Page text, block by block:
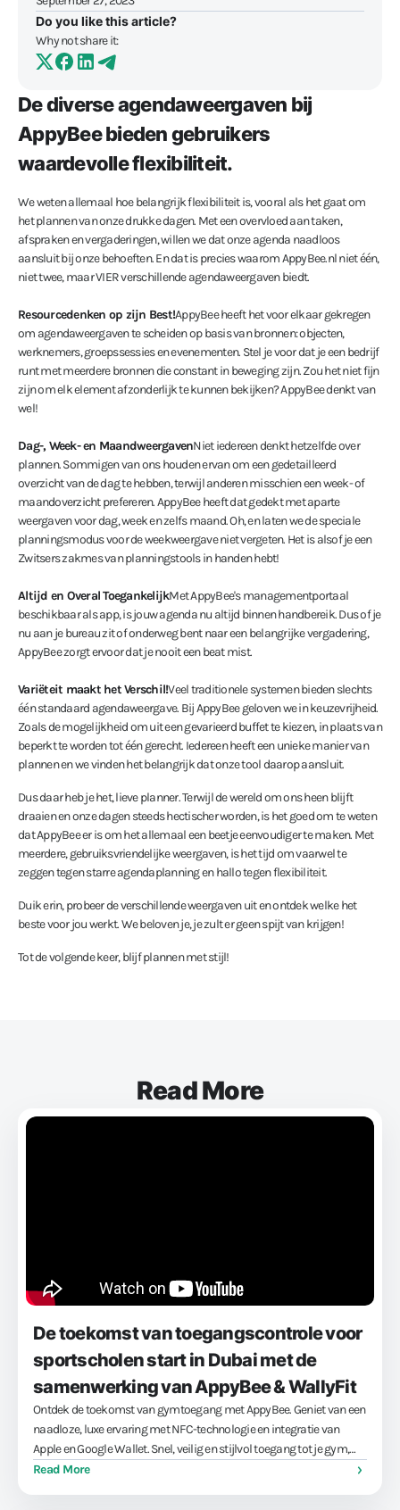
De diverse agendaweergaven bij
AppyBee bieden gebruikers
waardevolle flexibiliteit.
We weten allemaal hoe belangrijk flexibiliteit is, vooral als het gaat om
het plannen van onze drukke dagen. Met een overvloed aan taken,
afspraken en vergaderingen, willen we dat onze agenda naadloos
aansluit bij onze behoeften. En dat is precies waarom AppyBee.nl niet één,
niet twee, maar VIER verschillende agendaweergaven biedt.
Resourcedenken op zijn Best!AppyBee heeft het voor elkaar gekregen
om agendaweergaven te scheiden op basis van bronnen: objecten,
werknemers, groepssessies en evenementen. Stel je voor dat je een bedrijf
runt met meerdere bronnen die constant in beweging zijn. Zou het niet fijn
zijn om elk element afzonderlijk te kunnen bekijken? AppyBee denkt van
wel!
Dag-, Week- en MaandweergavenNiet iedereen denkt hetzelfde over
plannen. Sommigen van ons houden ervan om een gedetailleerd
overzicht van de dag te hebben, terwijl anderen misschien een week- of
maandoverzicht prefereren. AppyBee heeft dat gedekt met aparte
weergaven voor dag, week en zelfs maand. Oh, en laten we de speciale
planningsmodus voor de weekweergave niet vergeten. Het is alsof je een
Zwitsers zakmes van planningstools in handen hebt!
Altijd en Overal ToegankelijkMet AppyBee's managementportaal
beschikbaar als app, is jouw agenda nu altijd binnen handbereik. Dus of je
nu aan je bureau zit of onderweg bent naar een belangrijke vergadering,
AppyBee zorgt ervoor dat je nooit een beat mist.
Variëteit maakt het Verschil!Veel traditionele systemen bieden slechts
één standaard agendaweergave. Bij AppyBee geloven we in keuzevrijheid.
Zoals de mogelijkheid om uit een gevarieerd buffet te kiezen, in plaats van
beperkt te worden tot één gerecht. Iedereen heeft een unieke manier van
plannen en we vinden het belangrijk dat onze tool daarop aansluit.
Dus daar heb je het, lieve planner. Terwijl de wereld om ons heen blijft
draaien en onze dagen steeds hectischer worden, is het goed om te weten
dat AppyBee er is om het allemaal een beetje eenvoudiger te maken. Met
meerdere, gebruiksvriendelijke weergaven, is het tijd om vaarwel te
zeggen tegen starre agendaplanning en hallo tegen flexibiliteit.
Duik erin, probeer de verschillende weergaven uit en ontdek welke het
beste voor jou werkt. We beloven je, je zult er geen spijt van krijgen!
Tot de volgende keer, blijf plannen met stijl!
Do you like this article?
Why not share it:
Read More
De toekomst van toegangscontrole voor
sportscholen start in Dubai met de
samenwerking van AppyBee & WallyFit
Ontdek de toekomst van gymtoegang met AppyBee. Geniet van een
naadloze, luxe ervaring met NFC-technologie en integratie van
Apple en Google Wallet. Snel, veilig en stijlvol toegang tot je gym,
spa of werkplek – zonder gedoe met pasjes of codes. Maximaliseer
Read More